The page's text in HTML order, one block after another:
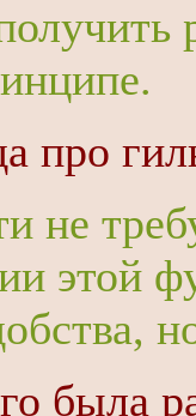
про
не
этой
была